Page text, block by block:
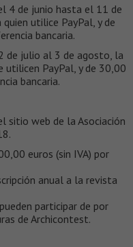
4 de junio hasta el 11 de
utilice PayPal, y de
bancaria.
de julio al 3 de agosto, la
PayPal, y de 30,00
bancaria.
sitio web de la Asociación
euros (sin IVA) por
anual a la revista
participar de por
de Archicontest.